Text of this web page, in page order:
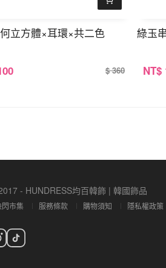
立方體×耳環×共二色
$ 360
綠玉
NT$
- HUNDRESS均百韓飾 | 韓國飾品
閃市集 服務條款 購物須知 隱私權政策